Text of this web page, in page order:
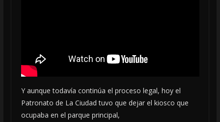
Y aunque todavía continúa el proceso legal, hoy el
Patronato de La Ciudad tuvo que dejar el kiosco que
ocupaba en el parque principal,